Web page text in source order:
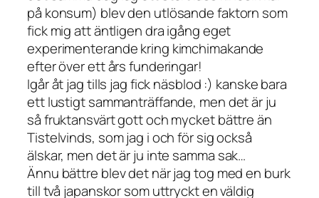
på konsum) blev den utlösande faktorn som
fick mig att äntligen dra igång eget
experimenterande kring kimchimakande
efter över ett års funderingar!
Igår åt jag tills jag fick näsblod :) kanske bara
ett lustigt sammanträffande, men det är ju
så fruktansvärt gott och mycket bättre än
Tistelvinds, som jag i och för sig också
älskar, men det är ju inte samma sak…
Ännu bättre blev det när jag tog med en burk
till två japanskor som uttryckt en väldig